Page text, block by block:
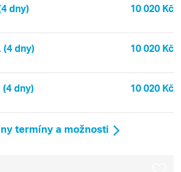
dny) 10 020 Kč
(4 dny) 10 020 Kč
(4 dny) 10 020 Kč
termíny a možnosti